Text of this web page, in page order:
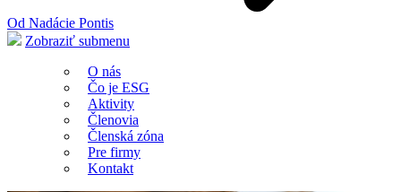
Od Nadácie Pontis
Zobraziť submenu
O nás
Čo je ESG
Aktivity
Členovia
Členská zóna
Pre firmy
Kontakt